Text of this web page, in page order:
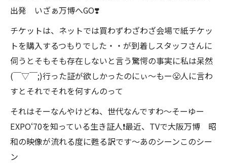
出発 いざぁ万博へGO❣️
チケットは、ネットでは買わずわざわざ会場で紙チケッ
トを購入するつもりでした・・が到着しスタッフさんに
伺うとそもそも存在しないと言う驚愕の事実に私は呆然
(￣▽￣;)行った証が欲しかったのにぃ〜もー😤人に言わ
すとそれでそれを何すんのって
それはそーなんやけどね、世代なんですわ〜そーゆー
EXPO‘70を知っている生き証人❗️最近、TVで大阪万博 昭
和の映像が流れる度に甦る訳です〜あのシーンこのシー
ン